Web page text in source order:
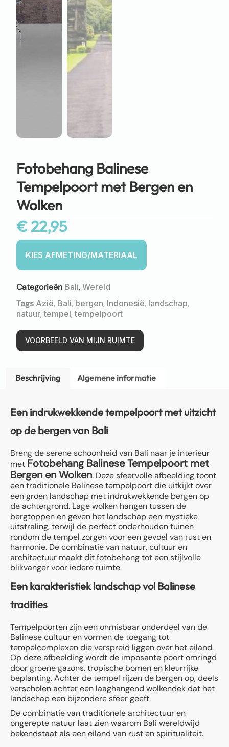
Fotobehang Balinese
Tempelpoort met Bergen en
Wolken
€22,95
Categorieën Bali, Wereld
Tags Azië, Bali, bergen, Indonesië, landschap,
natuur,tempel,tempelpoort
VOORBEELD VAN MIJN RUIMTE
Beschrijving Algemene informatie
Een indrukwekkende tempelpoort met uitzicht
op de bergen van Bali
Breng de serene schoonheid van Bali naar je interieur
met Fotobehang Balinese Tempelpoort met
Bergen en Wolken. Deze sfeervolle afbeelding toont
een traditionele Balinese tempelpoort die uitkijkt over
een groen landschap met indrukwekkende bergen op
de achtergrond. Lage wolken hangen tussen de
bergtoppen en geven het landschap een mystieke
uitstraling, terwijl de perfect onderhouden tuinen
rondom de tempel zorgen voor een gevoel van rust en
harmonie. De combinatie van natuur, cultuur en
architectuur maakt dit fotobehang tot een stijlvolle
blikvanger voor iedere ruimte.
Een karakteristiek landschap vol Balinese
tradities
Tempelpoorten zijn een onmisbaar onderdeel van de
Balinese cultuur en vormen de toegang tot
tempelcomplexen die verspreid liggen over het eiland.
Op deze afbeelding wordt de imposante poort omringd
door groene gazons, tropische bomen en kleurrijke
beplanting. Achter de tempel rijzen de bergen op, deels
verscholen achter een laaghangend wolkendek dat het
landschap een bijzondere sfeer geeft.
De combinatie van traditionele architectuur en
ongerepte natuur laat zien waarom Bali wereldwijd
bekendstaat als een eiland van rust en spiritualiteit.